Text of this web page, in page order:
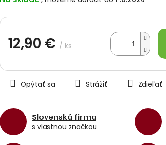
12,90 € / ks
cena:
Slovenská firma
s vlastnou značkou
Opýtať sa Strážiť Zdieľať
z
hviezdičiek.